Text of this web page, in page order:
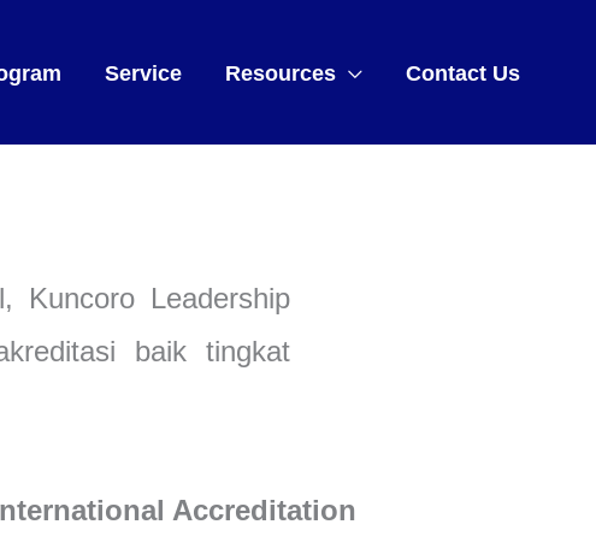
Service Resources Contact Us
Kuncoro Leadership
baik tingkat
Accreditation